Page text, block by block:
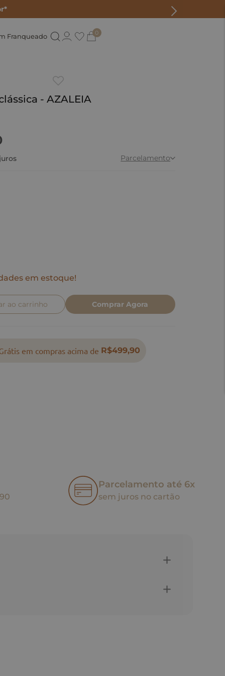
Franqueado 0
- AZALEIA
Parcelamento
em estoque!
ao carrinho Comprar Agora
em compras acima de R$499,90
Parcelamento até 6x
sem juros no cartão